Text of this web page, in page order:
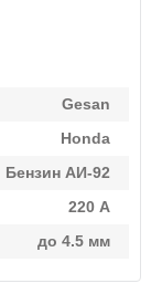
Gesan
Honda
Бензин АИ-92
220 А
до 4.5 мм